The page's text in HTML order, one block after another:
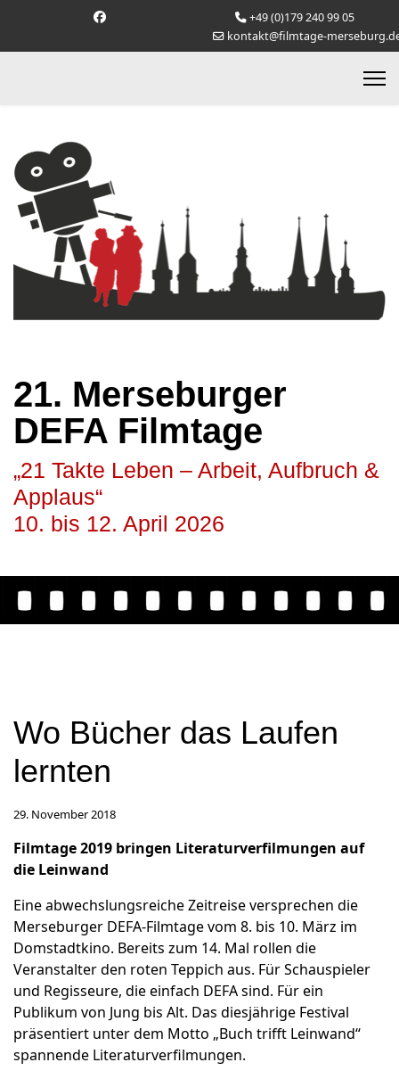
+49 (0)179 240 99 05
kontakt@filmtage-
21. Merseburger
DEFA Filmtage
„21 Takte Leben – Arbeit, Aufbruch &
Applaus“
10. bis 12. April 2026
Wo Bücher das Laufen
lernten
29. November 2018
Filmtage 2019 bringen Literaturverfilmungen auf
die Leinwand
Eine abwechslungsreiche Zeitreise versprechen die
Merseburger DEFA-Filmtage vom 8. bis 10. März im
Domstadtkino. Bereits zum 14. Mal rollen die
Veranstalter den roten Teppich aus. Für Schauspieler
und Regisseure, die einfach DEFA sind. Für ein
Publikum von Jung bis Alt. Das diesjährige Festival
präsentiert unter dem Motto „Buch trifft Leinwand“
spannende Literaturverfilmungen.